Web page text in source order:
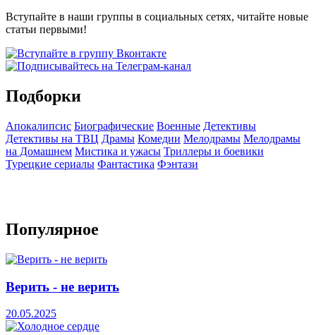
Вступайте в наши группы в социальных сетях, читайте новые
статьи первыми!
Подборки
Апокалипсис Биографические Военные Детективы
Детективы на ТВЦ Драмы Комедии Мелодрамы Мелодрамы
на Домашнем Мистика и ужасы Триллеры и боевики
Турецкие сериалы Фантастика Фэнтази
Популярное
Верить - не верить
20.05.2025